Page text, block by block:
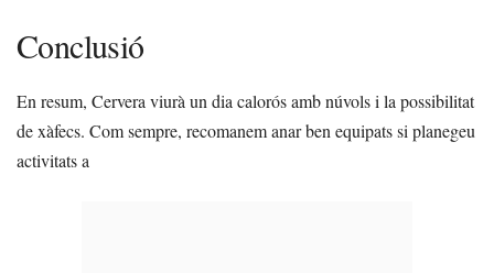
Conclusió
En resum, Cervera viurà un dia calorós amb núvols i la possibilitat
de xàfecs. Com sempre, recomanem anar ben equipats si planegeu
activitats a